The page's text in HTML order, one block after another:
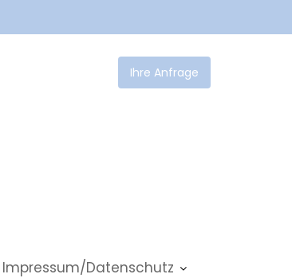
Ihre Anfrage
Impressum/Datenschutz